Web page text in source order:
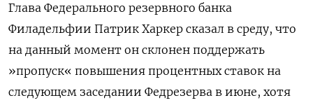
Глава Федерального резервного банка
Филадельфии Патрик Харкер сказал в среду, что
на данный момент он склонен поддержать
»пропуск« повышения процентных ставок на
следующем заседании Федрезерва в июне, хотя